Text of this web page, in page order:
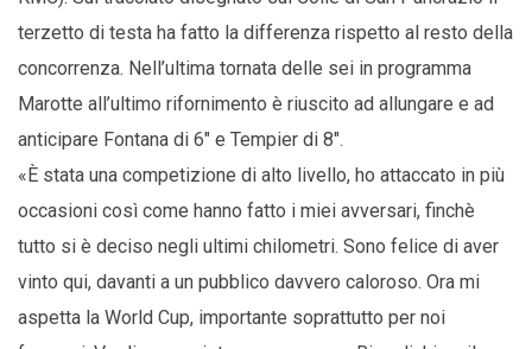
terzetto di testa ha fatto la differenza rispetto al resto della
concorrenza. Nell’ultima tornata delle sei in programma
Marotte all’ultimo rifornimento è riuscito ad allungare e ad
anticipare Fontana di 6″ e Tempier di 8″.
«È stata una competizione di alto livello, ho attaccato in più
occasioni così come hanno fatto i miei avversari, finchè
tutto si è deciso negli ultimi chilometri. Sono felice di aver
vinto qui, davanti a un pubblico davvero caloroso. Ora mi
aspetta la World Cup, importante soprattutto per noi